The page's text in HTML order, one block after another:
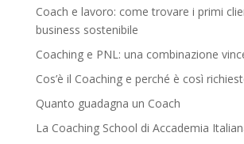
Coach e lavoro: come trovare i primi
business sostenibile
Coaching e PNL: una combinazione
Cos’è il Coaching e perché è così
Quanto guadagna un Coach
La Coaching School di Accademia